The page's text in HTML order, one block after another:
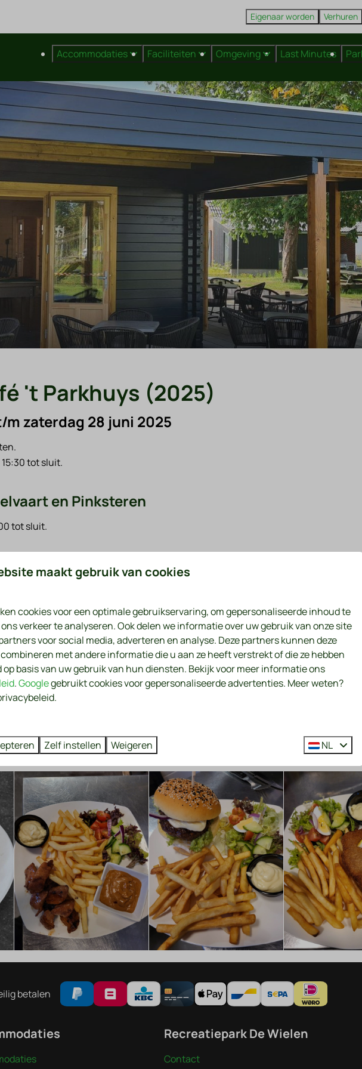
Eigenaar worden Verhuren
Accommodaties Faciliteiten Omgeving Last Minutes
't Parkhuys (2025)
m zaterdag 28 juni 2025
tot sluit.
en Pinksteren
tot sluit.
zondag 31 augustus 2025
tot sluit.
het café / restaurant open van 15:00 tot 20:30.
27 september 2025
van 15:30 tot sluit.
in 't Parkhuys gesloten.
betalen
Recreatiepark De Wielen
Contact
maakt gebruik van cookies
cookies voor een optimale gebruikservaring, om gepersonaliseerde inhoud te
verkeer te analyseren. Ook delen we informatie over uw gebruik van onze site
voor social media, adverteren en analyse. Deze partners kunnen deze
met andere informatie die u aan ze heeft verstrekt of die ze hebben
op basis van uw gebruik van hun diensten. Bekijk voor meer informatie ons
.Googlegebruikt cookies voor gepersonaliseerde advertenties. Meer weten?
Zelf instellen Weigeren NL